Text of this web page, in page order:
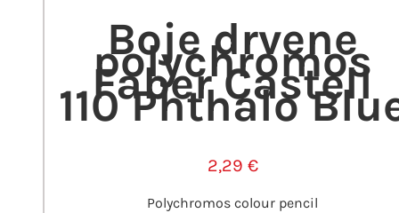
Boje drvene
polychromos
Faber Castell
110 Phthalo
2,29 €
Polychromos colour pencil